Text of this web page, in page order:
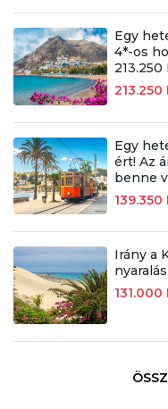
Egy
4*-os
213.250
Egy
ért! Az
benne
139.350
Irány a
131.000